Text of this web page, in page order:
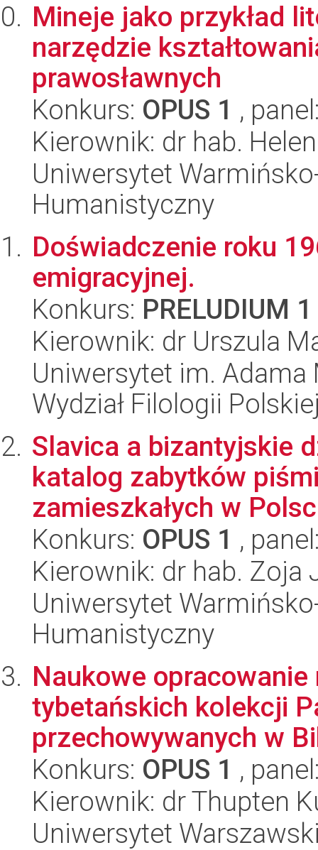
Mineje jako przykład
narzędzie
prawosławnych
Konkurs: OPUS 1 ,
Kierownik: dr hab.
Uniwersytet
Humanistyczny
Doświadczenie roku
emigracyjnej.
Konkurs: PRELUDIUM 1
Kierownik: dr Urszula
Uniwersytet im.
Wydział Filologii
Slavica a bizantyjskie
katalog zabytków
zamieszkałych w
Konkurs: OPUS 1 ,
Kierownik: dr hab. Zoja
Uniwersytet
Humanistyczny
Naukowe
tybetańskich kolekcji
przechowywanych w
Konkurs: OPUS 1 ,
Kierownik: dr Thupten
Uniwersytet